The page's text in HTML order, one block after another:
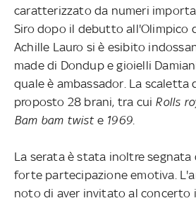
caratterizzato da numeri
Siro dopo il debutto all'Olimpico
Achille Lauro si è esibito
made di Dondup e gioielli
quale è ambassador. La scaletta
proposto 28 brani, tra cui Rolls
Bam bam twiste 1969
La serata è stata inoltre
forte partecipazione emotiva.
noto di aver invitato al concerto